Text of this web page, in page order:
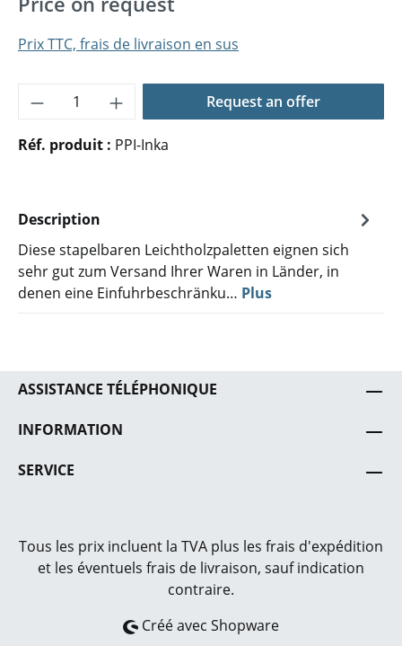
Prix TTC, frais de livraison en sus
Quantité de produit : Entrez la
Request an offer
Réf. produit : PPI-Inka
Description
Diese stapelbaren Leichtholzpaletten eignen sich
sehr gut zum Versand Ihrer Waren in Länder, in
denen eine Einfuhrbeschränku… Plus
ASSISTANCE TÉLÉPHONIQUE
INFORMATION
SERVICE
Tous les prix incluent la TVA plus les frais d'expédition
et les éventuels frais de livraison, sauf indication
contraire.
Créé avec Shopware